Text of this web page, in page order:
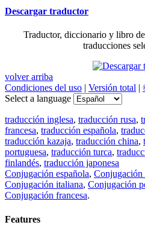
Descargar traductor
Traductor, diccionario y libro
traducciones
volver arriba
Condiciones del uso | Versión total |
Select a language
traducción inglesa, traducción rusa,
francesa, traducción española,
traducción kazaja, traducción china,
portuguesa, traducción turca,
finlandés, traducción japonesa
Conjugación española, Conjugación
Conjugación italiana, Conjugación
Conjugación francesa.
Features